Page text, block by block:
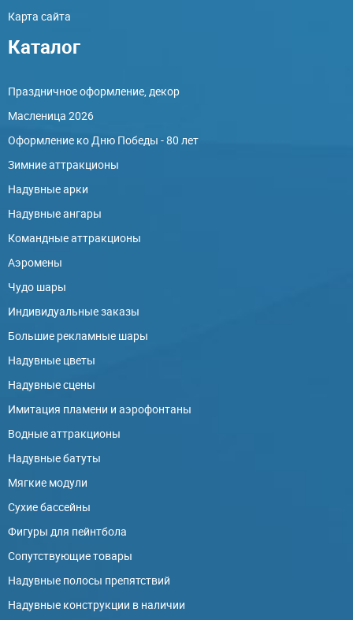
Карта сайта
Каталог
Праздничное оформление, декор
Масленица 2026
Оформление ко Дню Победы - 80 лет
Зимние аттракционы
Надувные арки
Надувные ангары
Командные аттракционы
Аэромены
Чудо шары
Индивидуальные заказы
Большие рекламные шары
Надувные цветы
Надувные сцены
Имитация пламени и аэрофонтаны
Водные аттракционы
Надувные батуты
Мягкие модули
Сухие бассейны
Фигуры для пейнтбола
Сопутствующие товары
Надувные полосы препятствий
Надувные конструкции в наличии